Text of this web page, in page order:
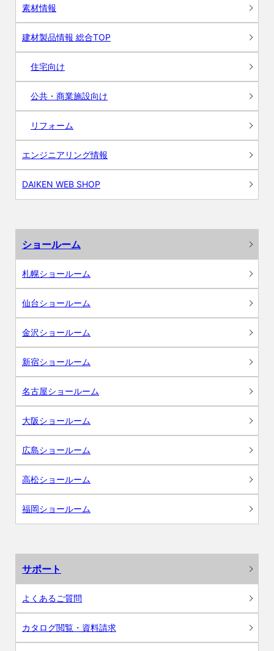
素材情報
建材製品情報 総合TOP
住宅向け
公共・商業施設向け
リフォーム
エンジニアリング情報
DAIKEN WEB SHOP
ショールーム
札幌ショールーム
仙台ショールーム
金沢ショールーム
新宿ショールーム
名古屋ショールーム
大阪ショールーム
広島ショールーム
高松ショールーム
福岡ショールーム
サポート
よくあるご質問
カタログ閲覧・資料請求